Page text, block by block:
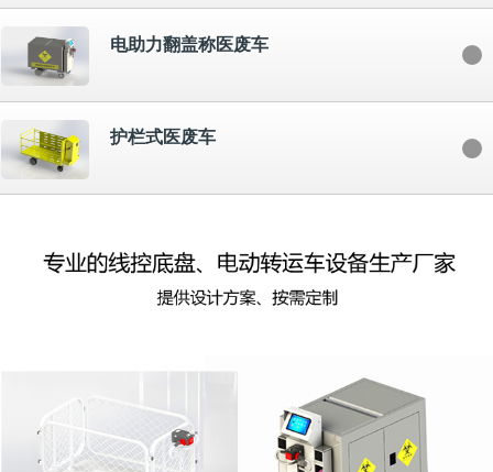
电助力翻盖称医废车
护栏式医废车